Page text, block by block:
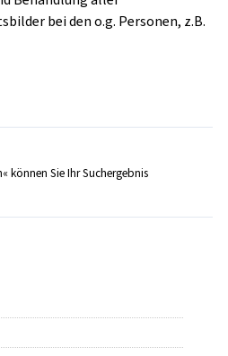
bei den o.g. Personen, z.B.
können Sie Ihr Suchergebnis